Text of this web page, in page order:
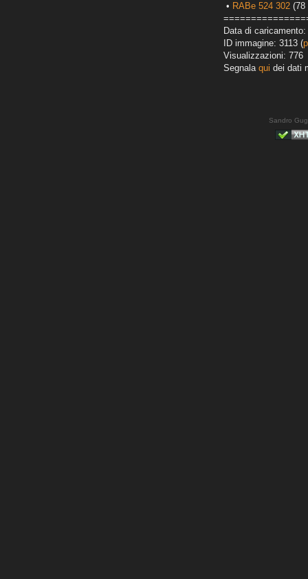
• RABe 524 302 (78
Data di
ID immagine: 3113 (
Visualizzazioni: 776
Segnala qui dei dati
Sandro